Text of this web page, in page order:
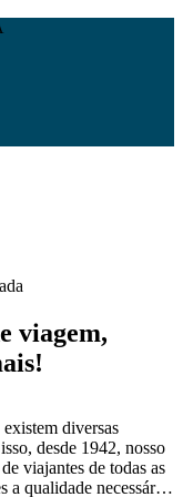
viagem,
diversas
desde 1942, nosso
viajantes de todas as
a qualidade necessária